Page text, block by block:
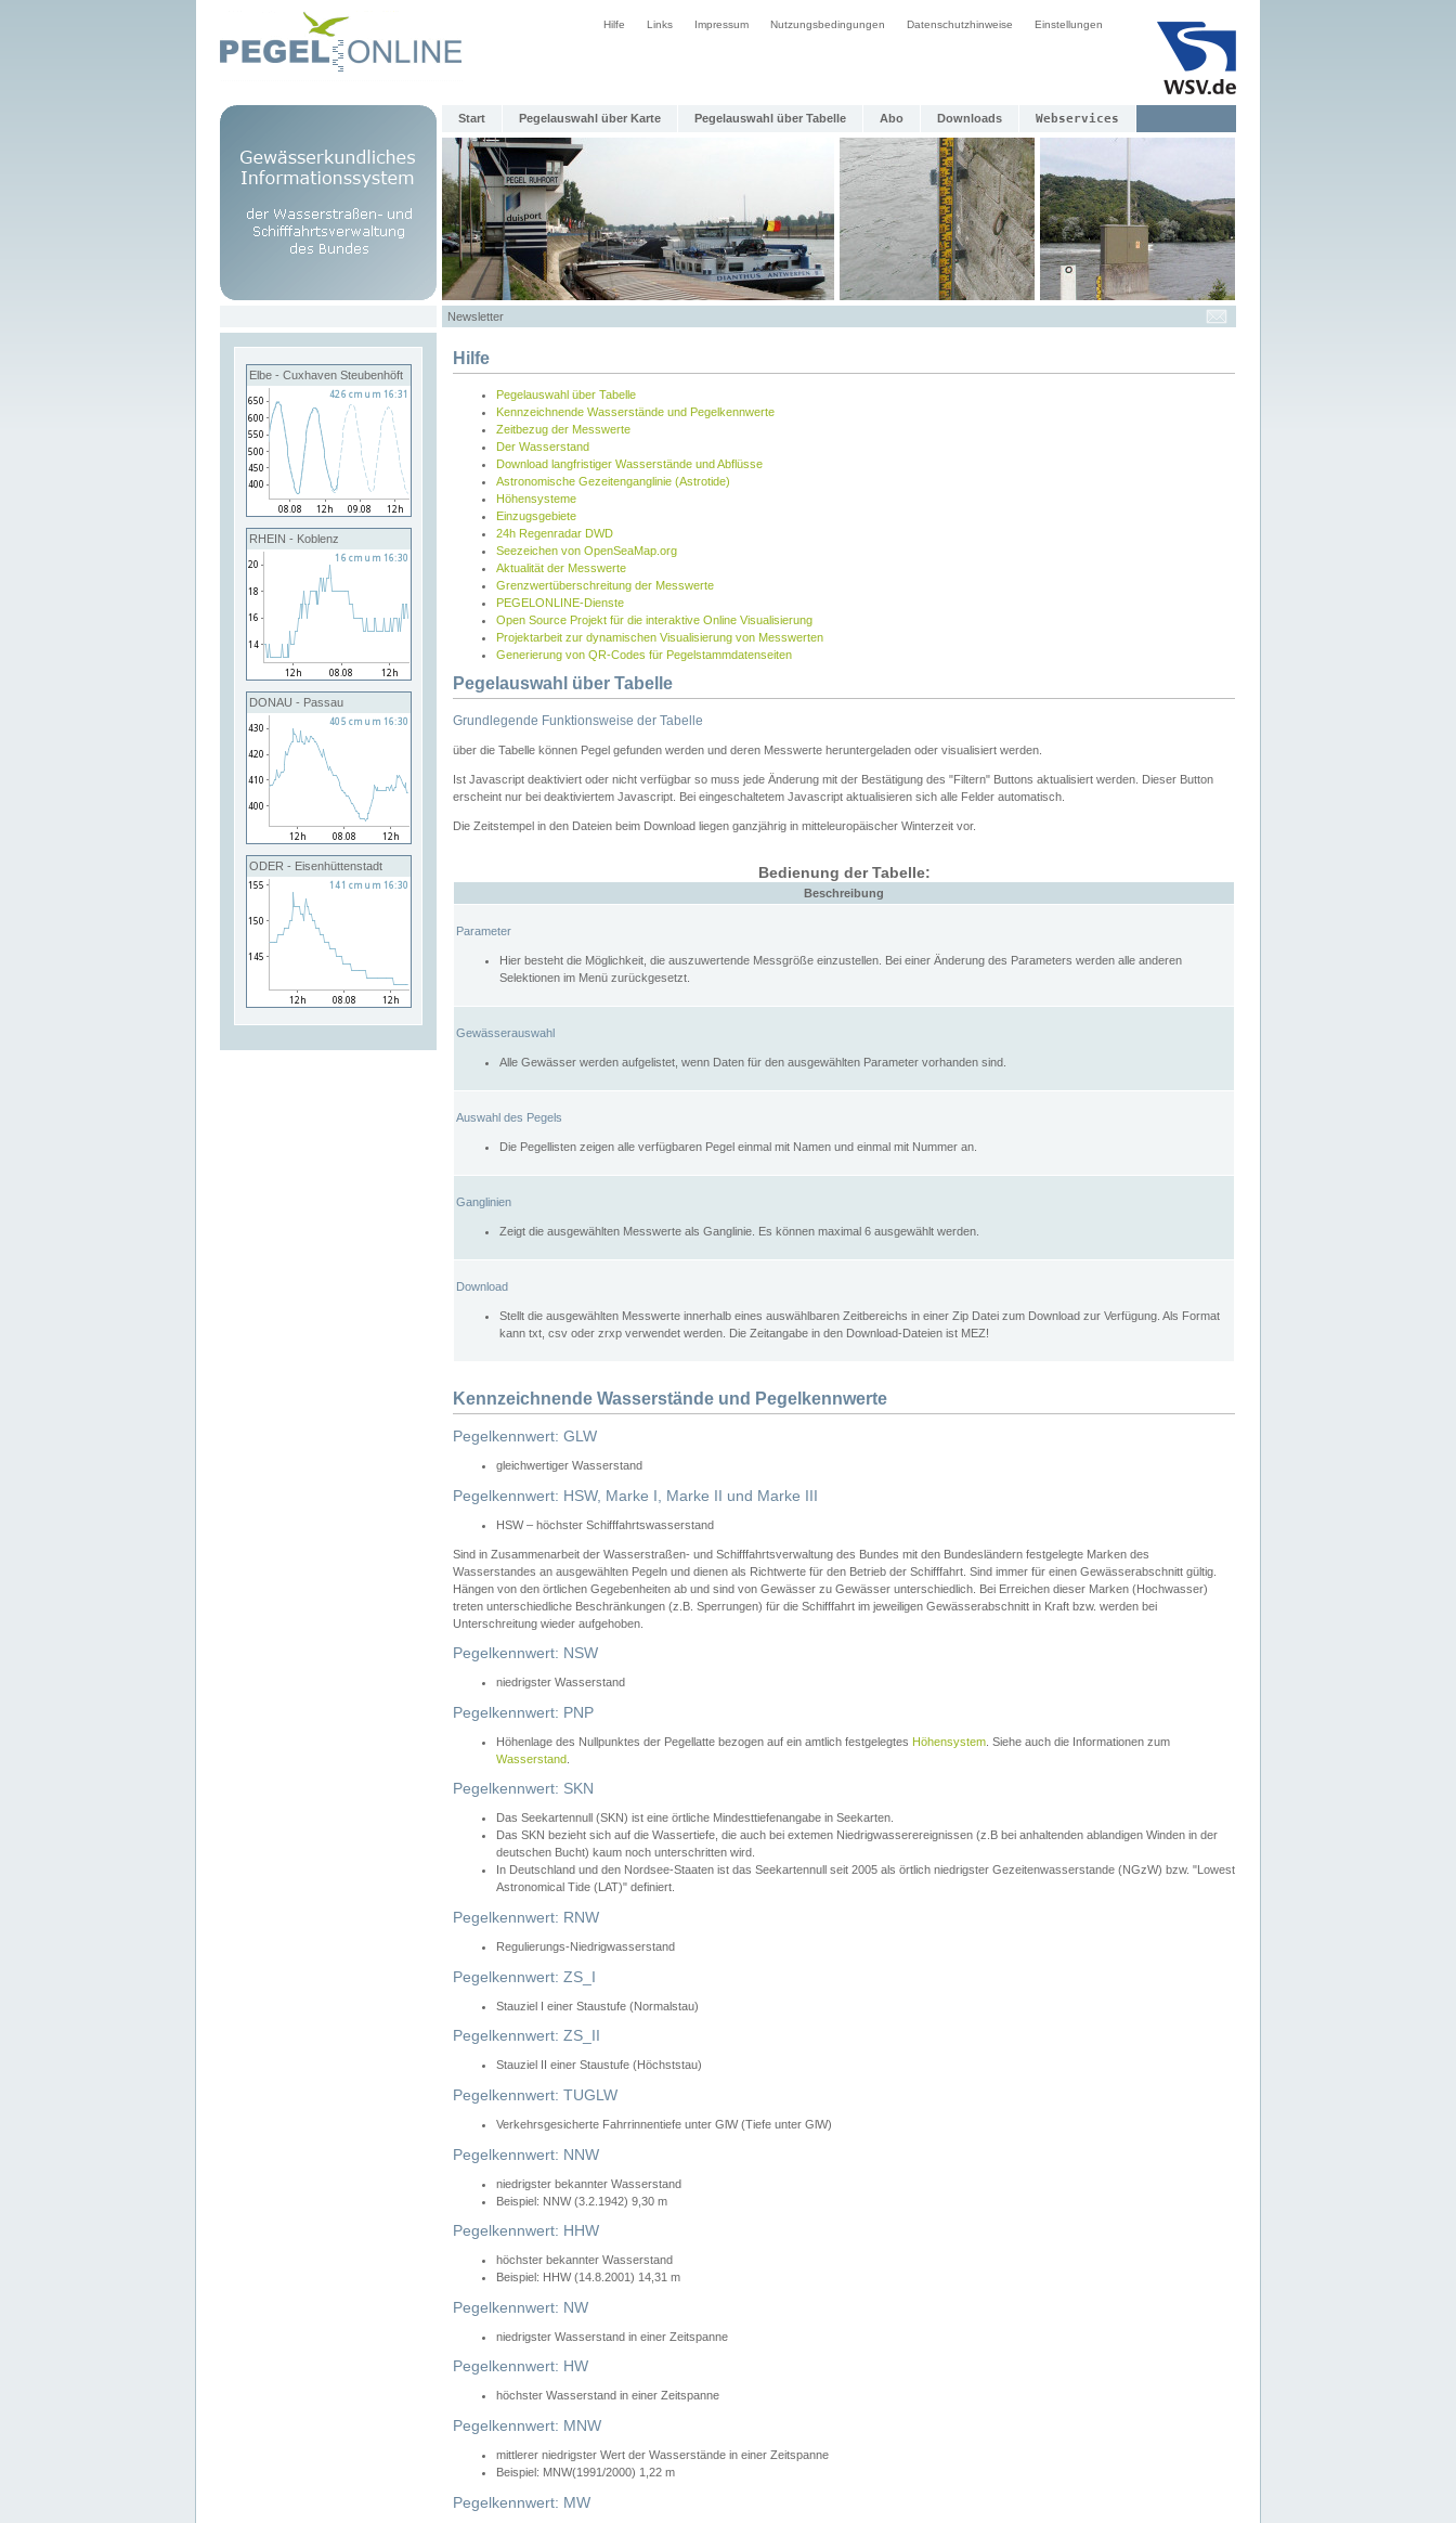
Hilfe Links Impressum Nutzungsbedingungen Datenschutzhinweise Einstellungen
Start Pegelauswahl über Karte Pegelauswahl über Tabelle Abo Downloads Webservices
Newsletter
Elbe - Cuxhaven Steubenhöft
RHEIN - Koblenz
DONAU - Passau
ODER - Eisenhüttenstadt
Hilfe
Pegelauswahl über Tabelle
Kennzeichnende Wasserstände und Pegelkennwerte
Zeitbezug der Messwerte
Der Wasserstand
Download langfristiger Wasserstände und Abflüsse
Astronomische Gezeitenganglinie (Astrotide)
Höhensysteme
Einzugsgebiete
24h Regenradar DWD
Seezeichen von OpenSeaMap.org
Aktualität der Messwerte
Grenzwertüberschreitung der Messwerte
PEGELONLINE-Dienste
Open Source Projekt für die interaktive Online Visualisierung
Projektarbeit zur dynamischen Visualisierung von Messwerten
Generierung von QR-Codes für Pegelstammdatenseiten
Pegelauswahl über Tabelle
Grundlegende Funktionsweise der Tabelle
über die Tabelle können Pegel gefunden werden und deren Messwerte heruntergeladen oder visualisiert werden.
Ist Javascript deaktiviert oder nicht verfügbar so muss jede Änderung mit der Bestätigung des "Filtern" Buttons aktualisiert werden. Dieser Button
erscheint nur bei deaktiviertem Javascript. Bei eingeschaltetem Javascript aktualisieren sich alle Felder automatisch.
Die Zeitstempel in den Dateien beim Download liegen ganzjährig in mitteleuropäischer Winterzeit vor.
Bedienung der Tabelle:
Beschreibung
Parameter
Hier besteht die Möglichkeit, die auszuwertende Messgröße einzustellen. Bei einer Änderung des Parameters werden alle anderen
Selektionen im Menü zurückgesetzt.
Gewässerauswahl
Alle Gewässer werden aufgelistet, wenn Daten für den ausgewählten Parameter vorhanden sind.
Auswahl des Pegels
Die Pegellisten zeigen alle verfügbaren Pegel einmal mit Namen und einmal mit Nummer an.
Ganglinien
Zeigt die ausgewählten Messwerte als Ganglinie. Es können maximal 6 ausgewählt werden.
Download
Stellt die ausgewählten Messwerte innerhalb eines auswählbaren Zeitbereichs in einer Zip Datei zum Download zur Verfügung. Als Format
kann txt, csv oder zrxp verwendet werden. Die Zeitangabe in den Download-Dateien ist MEZ!
Kennzeichnende Wasserstände und Pegelkennwerte
Pegelkennwert: GLW
gleichwertiger Wasserstand
Pegelkennwert: HSW, Marke I, Marke II und Marke III
HSW – höchster Schifffahrtswasserstand
Sind in Zusammenarbeit der Wasserstraßen- und Schifffahrtsverwaltung des Bundes mit den Bundesländern festgelegte Marken des
Wasserstandes an ausgewählten Pegeln und dienen als Richtwerte für den Betrieb der Schifffahrt. Sind immer für einen Gewässerabschnitt gültig.
Hängen von den örtlichen Gegebenheiten ab und sind von Gewässer zu Gewässer unterschiedlich. Bei Erreichen dieser Marken (Hochwasser)
treten unterschiedliche Beschränkungen (z.B. Sperrungen) für die Schifffahrt im jeweiligen Gewässerabschnitt in Kraft bzw. werden bei
Unterschreitung wieder aufgehoben.
Pegelkennwert: NSW
niedrigster Wasserstand
Pegelkennwert: PNP
Höhenlage des Nullpunktes der Pegellatte bezogen auf ein amtlich festgelegtes Höhensystem . Siehe auch die Informationen zum
Wasserstand
Pegelkennwert: SKN
Das Seekartennull (SKN) ist eine örtliche Mindesttiefenangabe in Seekarten.
Das SKN bezieht sich auf die Wassertiefe, die auch bei extemen Niedrigwasserereignissen (z.B bei anhaltenden ablandigen Winden in der
deutschen Bucht) kaum noch unterschritten wird.
In Deutschland und den Nordsee-Staaten ist das Seekartennull seit 2005 als örtlich niedrigster Gezeitenwasserstande (NGzW) bzw. "Lowest
Astronomical Tide (LAT)" definiert.
Pegelkennwert: RNW
Regulierungs-Niedrigwasserstand
Pegelkennwert: ZS_I
Stauziel I einer Staustufe (Normalstau)
Pegelkennwert: ZS_II
Stauziel II einer Staustufe (Höchststau)
Pegelkennwert: TUGLW
Verkehrsgesicherte Fahrrinnentiefe unter GlW (Tiefe unter GlW)
Pegelkennwert: NNW
niedrigster bekannter Wasserstand
Beispiel: NNW (3.2.1942) 9,30 m
Pegelkennwert: HHW
höchster bekannter Wasserstand
Beispiel: HHW (14.8.2001) 14,31 m
Pegelkennwert: NW
niedrigster Wasserstand in einer Zeitspanne
Pegelkennwert: HW
höchster Wasserstand in einer Zeitspanne
Pegelkennwert: MNW
mittlerer niedrigster Wert der Wasserstände in einer Zeitspanne
Beispiel: MNW(1991/2000) 1,22 m
Pegelkennwert: MW